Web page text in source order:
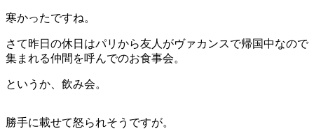
寒かったですね。
さて昨日の休日はパリから友人がヴァカンスで帰国中なので
集まれる仲間を呼んでのお食事会。
というか、飲み会。
勝手に載せて怒られそうですが。